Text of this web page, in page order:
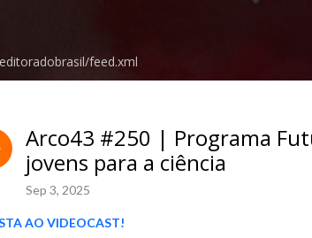
feed.xml
Arco43 #250 | Programa
jovens para a ciência
Sep 3, 2025
AO VIDEOCAST!